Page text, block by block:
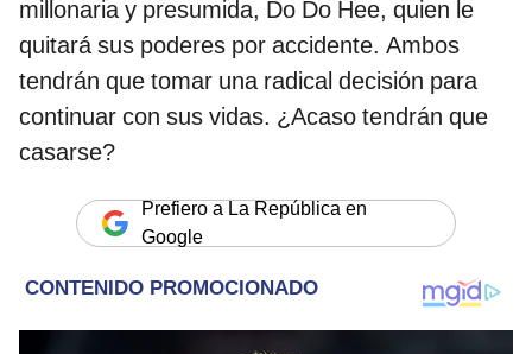
millonaria y presumida, Do Do Hee, quien le
quitará sus poderes por accidente. Ambos
tendrán que tomar una radical decisión para
continuar con sus vidas. ¿Acaso tendrán que
casarse?
Prefiero a La República en
Google